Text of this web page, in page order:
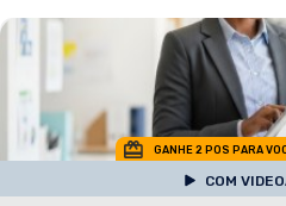
GANHE 2 POS PARA
COM